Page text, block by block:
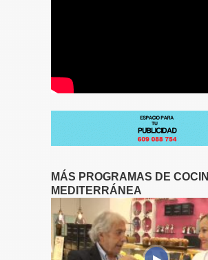
MÁS PROGRAMAS DE
MEDITERRÁNEA